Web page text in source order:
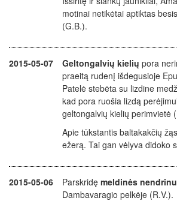
motinai netikėtai aptiktas
(G.B.).
2015-05-07 Geltongalvių kielių pora
praeitą rudenį išdegusioje
Patelė stebėta su lizdine
kad pora ruošia lizdą
geltongalvių kielių perimvietė
Apie tūkstantis baltakakčių
ežerą. Tai gan vėlyva didoko
2015-05-06 Parskridę meldinės
Dambavaragio pelkėje (R.V.).